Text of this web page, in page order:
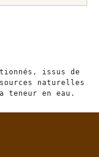
issus de
naturelles
teneur en eau.